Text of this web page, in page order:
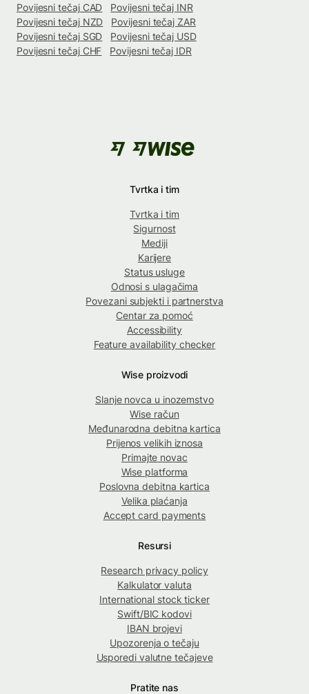
Povijesni tečaj CAD
Povijesni tečaj INR
Povijesni tečaj NZD
Povijesni tečaj ZAR
Povijesni tečaj SGD
Povijesni tečaj USD
Povijesni tečaj CHF
Povijesni tečaj IDR
Tvrtka i tim
Tvrtka i tim
Sigurnost
Mediji
Karijere
Status usluge
Odnosi s ulagačima
Povezani subjekti i partnerstva
Centar za pomoć
Accessibility
Feature availability checker
Wise proizvodi
Slanje novca u inozemstvo
Wise račun
Međunarodna debitna kartica
Prijenos velikih iznosa
Primajte novac
Wise platforma
Poslovna debitna kartica
Velika plaćanja
Accept card payments
Resursi
Research privacy policy
Kalkulator valuta
International stock ticker
Swift/BIC kodovi
IBAN brojevi
Upozorenja o tečaju
Usporedi valutne tečajeve
Pratite nas